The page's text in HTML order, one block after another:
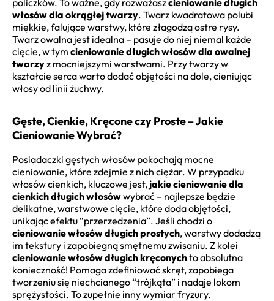
włosów dla okrągłej twarzy. Twarz kwadratowa polubi
miękkie, falujące warstwy, które złagodzą ostre rysy.
Twarz owalna jest idealna – pasuje do niej niemal każde
cięcie, w tym cieniowanie długich włosów dla owalnej
twarzyz mocniejszymi warstwami. Przy twarzy w
kształcie serca warto dodać objętości na dole, cieniując
włosy od linii żuchwy.
Gęste, Cienkie, Kręcone czy Proste – Jakie
Cieniowanie Wybrać?
Posiadaczki gęstych włosów pokochają mocne
cieniowanie, które zdejmie z nich ciężar. W przypadku
włosów cienkich, kluczowe jest, jakie cieniowanie dla
cienkich długich włosówwybrać – najlepsze będzie
delikatne, warstwowe cięcie, które doda objętości,
unikając efektu “przerzedzenia”. Jeśli chodzi o
cieniowanie włosów długich prostych, warstwy dodadzą
im tekstury i zapobiegną smętnemu zwisaniu. Z kolei
cieniowanie włosów długich kręconychto absolutna
konieczność! Pomaga zdefiniować skręt, zapobiega
tworzeniu się niechcianego “trójkąta” i nadaje lokom
sprężystości. To zupełnie inny wymiar fryzury.